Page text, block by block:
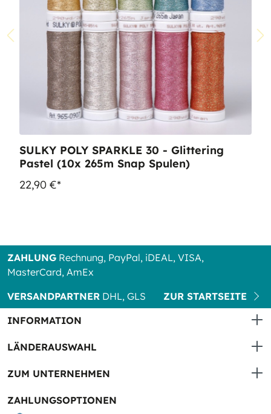
SULKY POLY SPARKLE 30 - Glittering
Pastel (10x 265m Snap Spulen)
22,90 €*
ZAHLUNG Rechnung, PayPal, iDEAL, VISA,
MasterCard, AmEx
VERSANDPARTNER DHL, GLS
ZUR STARTSEITE
INFORMATION
LÄNDERAUSWAHL
ZUM UNTERNEHMEN
ZAHLUNGSOPTIONEN